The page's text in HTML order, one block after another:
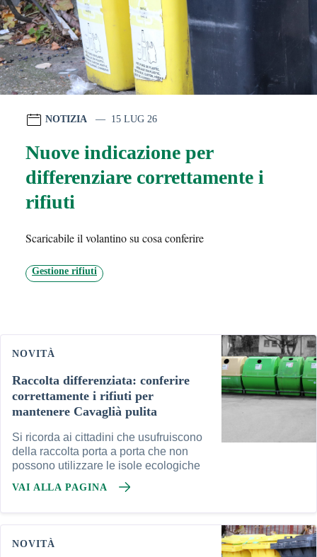
NOTIZIA 15 LUG 26
Nuove indicazione per
differenziare correttamente i
rifiuti
Scaricabile il volantino su cosa conferire
Gestione rifiuti
NOVITÀ
Raccolta differenziata: conferire
correttamente i rifiuti per
mantenere Cavaglià pulita
Si ricorda ai cittadini che usufruiscono
della raccolta porta a porta che non
possono utilizzare le isole ecologiche
VAI ALLA PAGINA
NOVITÀ